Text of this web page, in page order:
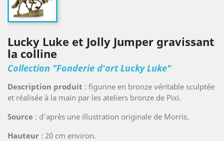
Lucky Luke et Jolly Jumper gravissant
la colline
Collection "Fonderie d'art Lucky Luke"
Description produit : figurine en bronze véritable sculptée
et réalisée à la main par les ateliers bronze de Pixi.
Source : d'après une illustration originale de Morris.
Hauteur : 20 cm environ.